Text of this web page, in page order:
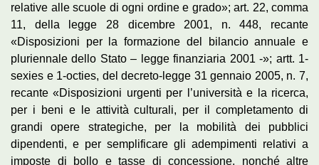
relative alle scuole di ogni ordine e grado»; art. 22, comma
11, della legge 28 dicembre 2001, n. 448, recante
«Disposizioni per la formazione del bilancio annuale e
pluriennale dello Stato – legge finanziaria 2001 -»; artt. 1-
sexies e 1-octies, del decreto-legge 31 gennaio 2005, n. 7,
recante «Disposizioni urgenti per l’università e la ricerca,
per i beni e le attività culturali, per il completamento di
grandi opere strategiche, per la mobilità dei pubblici
dipendenti, e per semplificare gli adempimenti relativi a
imposte di bollo e tasse di concessione, nonché altre